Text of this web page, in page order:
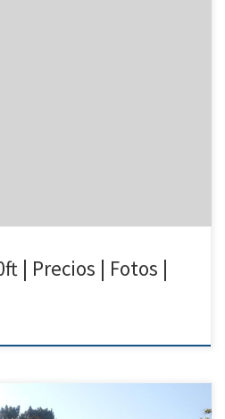
| Precios | Fotos |